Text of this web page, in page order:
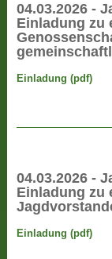
04.03.2026 -
Einladung zu
Einladung (pdf)
04.03.2026 -
Einladung zu
Einladung (pdf)